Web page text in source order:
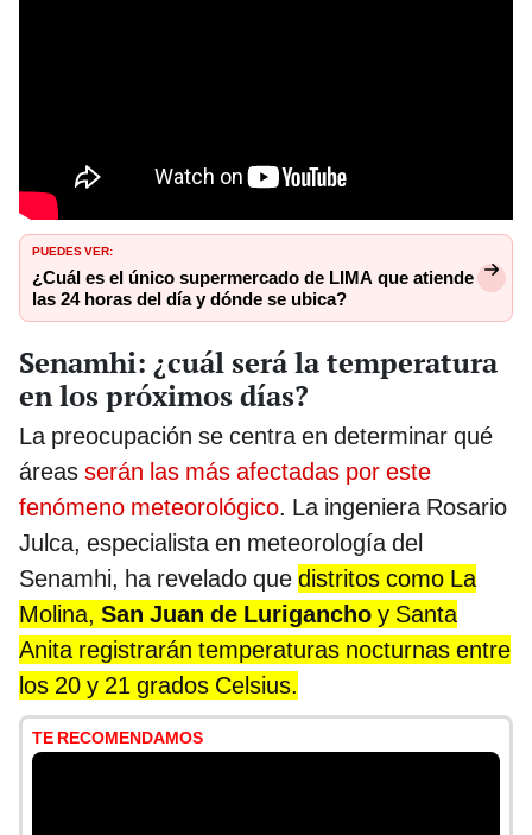
PUEDES VER:
¿Cuál es el único supermercado de LIMA que atiende
las 24 horas del día y dónde se ubica?
Senamhi: ¿cuál será la temperatura
en los próximos días?
La preocupación se centra en determinar qué
áreas serán las más afectadas por este
fenómeno meteorológico. La ingeniera Rosario
Julca, especialista en meteorología del
Senamhi, ha revelado que distritos como La
Molina, San Juan de Lurigancho y Santa
Anita registrarán temperaturas nocturnas entre
los 20 y 21 grados Celsius.
TE RECOMENDAMOS